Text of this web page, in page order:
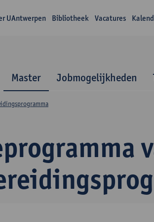
UAntwerpen Bibliotheek Vacatures
Master Jobmogelijkheden